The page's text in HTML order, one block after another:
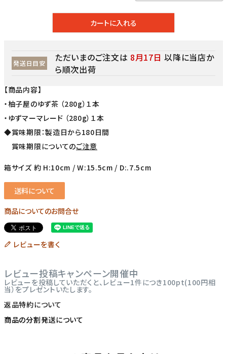
カートに入れる
発送日目安 ただいまのご注文は 8月17日 以降に当店か
ら順次出荷
【商品内容】
・柚子屋のゆず茶 （280g）１本
・ゆずマーマレード （280g）１本
◆賞味期限：製造日から180日間
賞味期限についてのご注意
箱サイズ 約 H:10cm / W:15.5cm / D:.7.5cm
送料について
商品についてのお問合せ
レビューを書く
レビュー投稿キャンペーン開催中
レビューを投稿していただくと、レビュー1件につき100pt(100円相
当）をプレゼントいたします。
返品特約について
商品の分割発送について